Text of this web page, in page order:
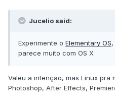
Jucelio said:
Experimente o Elementary OS
parece muito com OS X
Valeu a intenção, mas Linux pra
Photoshop, After Effects,